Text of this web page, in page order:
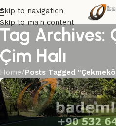
Skip to navigation
Skip to main content
Tag Archives:
Çim Halı
Home/Posts Tagged